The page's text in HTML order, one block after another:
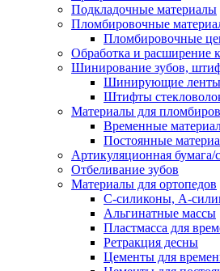
Подкладочные материалы
Пломбировочные
Пломбировочные
Обработка и расширение
Шинирование зубов,
Шинирующие ленты
Штифты
Материалы для
Временные
Постоянные
Артикуляционная бумага/
Отбеливание зубов
Материалы для ортопедов
C-силиконы, А-
Альгинатные массы
Пластмасса для
Ретракция десны
Цементы для